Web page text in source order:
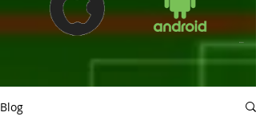
Blog